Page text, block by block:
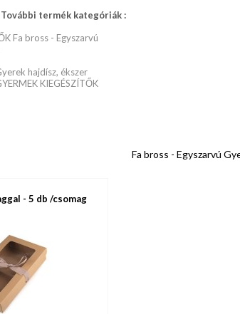
További termék kategóriák :
Fa bross - Egyszarvú
hajdísz, ékszer
KIEGÉSZÍTŐK
Fa bross - Egyszarvú
- 5 db /csomag